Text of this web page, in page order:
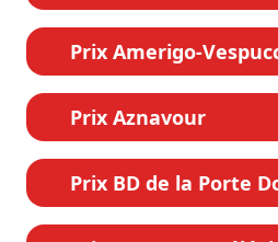
Prix Amerigo-
Prix Aznavour
Prix BD de la Porte